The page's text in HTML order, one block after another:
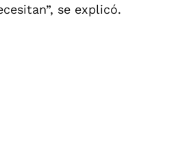
se explicó.